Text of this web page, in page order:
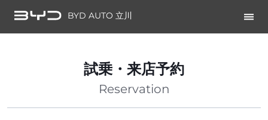
BYD AUTO 立川
試乗・来店予約
Reservation